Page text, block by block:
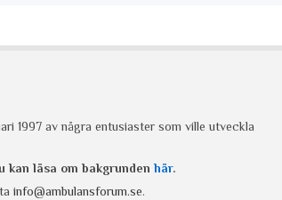
1997 av några entusiaster som ville utveckla
kan läsa om bakgrunden här.
info@ambulansforum.se.